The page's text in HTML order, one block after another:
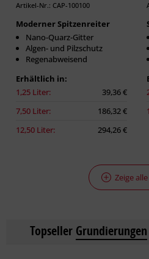
Artikel-Nr.: CAP-100100
Moderner Spitzenreiter
Nano-Quarz-Gitter
Algen- und Pilzschutz
Regenabweisend
Erhältlich in:
1,25 Liter:
39,36 €
7,50 Liter:
186,32 €
12,50 Liter:
294,26 €
Zeige
Topseller Grundierungen